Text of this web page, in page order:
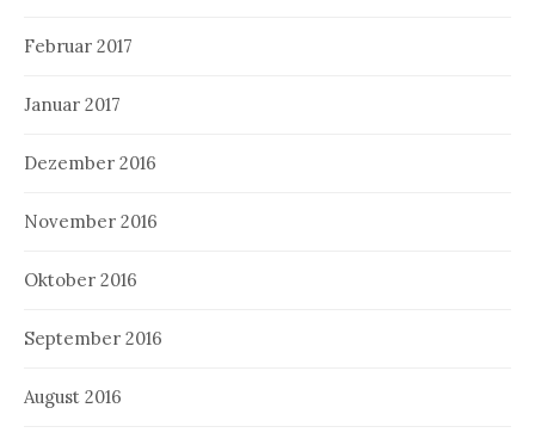
Februar 2017
Januar 2017
Dezember 2016
November 2016
Oktober 2016
September 2016
August 2016